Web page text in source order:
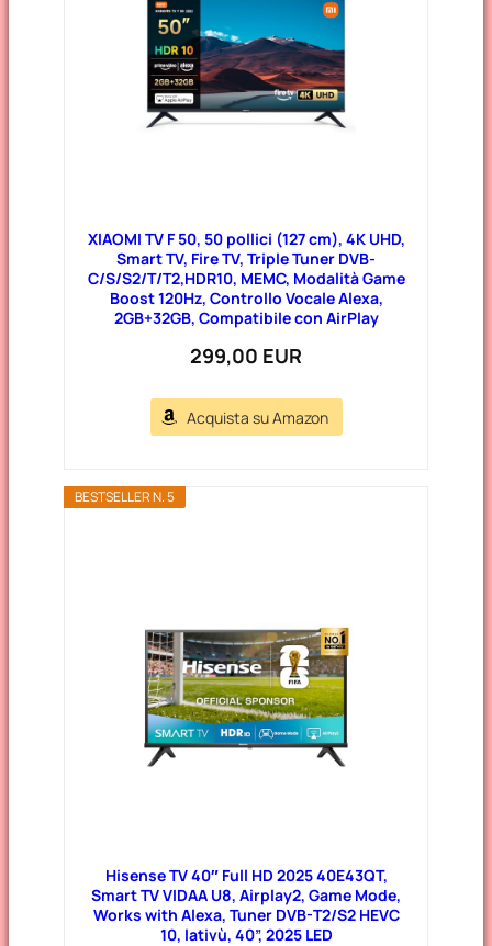
XIAOMI TV F 50, 50 pollici (127 cm), 4K UHD,
Smart TV, Fire TV, Triple Tuner DVB-
C/S/S2/T/T2,HDR10, MEMC, Modalità Game
Boost 120Hz, Controllo Vocale Alexa,
2GB+32GB, Compatibile con AirPlay
299,00 EUR
Acquista su Amazon
BESTSELLER N. 5
Hisense TV 40″ Full HD 2025 40E43QT,
Smart TV VIDAA U8, Airplay2, Game Mode,
Works with Alexa, Tuner DVB-T2/S2 HEVC
10, lativù, 40”, 2025 LED